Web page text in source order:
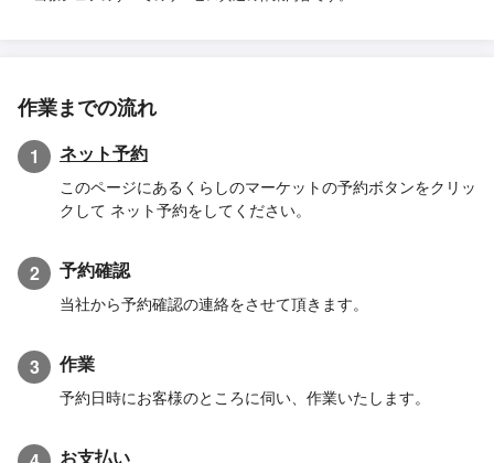
作業までの流れ
1 ネット予約
このページにあるくらしのマーケットの予約ボタンをクリッ
クして ネット予約をしてください。
2 予約確認
当社から予約確認の連絡をさせて頂きます。
3 作業
予約日時にお客様のところに伺い、作業いたします。
お支払い